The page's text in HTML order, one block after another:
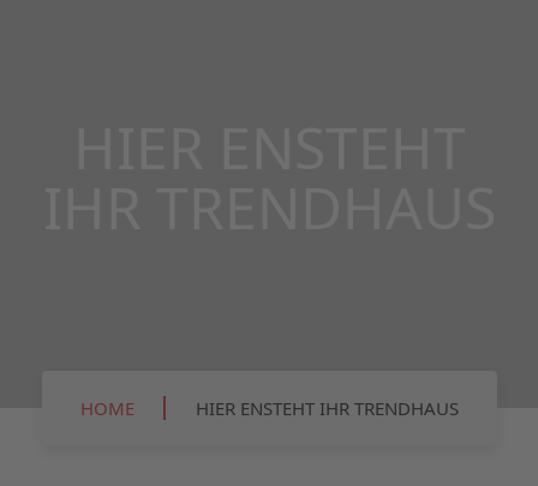
HOME HIER ENSTEHT IHR TRENDHAUS